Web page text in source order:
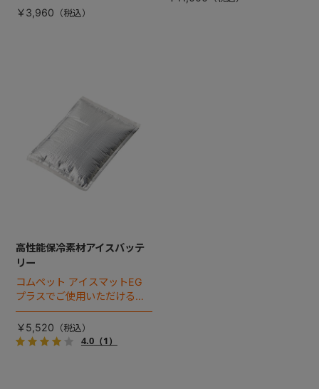
ティックは、床に置いてもど
￥3,960
高性能保冷素材アイスバッテ
リー
コムペット アイスマットEG
プラスでご使用いただける高
性能保冷素材。マットから取
り出して冷凍庫で冷やし、繰
り返し使うことができます。
￥5,520
4.0（1）